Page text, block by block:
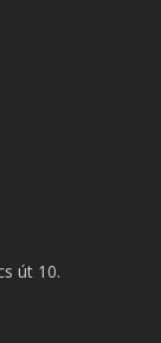
út 10.